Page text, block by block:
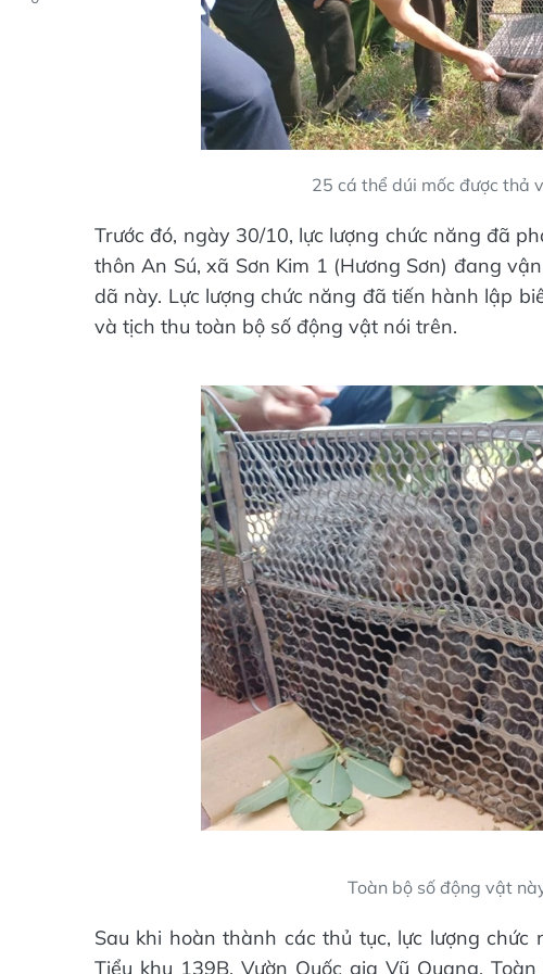
25 cá thể dúi mốc được thả
Trước đó, ngày 30/10, lực lượng chức năng đã
thôn An Sú, xã Sơn Kim 1 (Hương Sơn) đang
dã này. Lực lượng chức năng đã tiến hành lập
và tịch thu toàn bộ số động vật nói trên.
Toàn bộ số động vật
Sau khi hoàn thành các thủ tục, lực lượng
Tiểu khu 139B, Vườn Quốc gia Vũ Quang.